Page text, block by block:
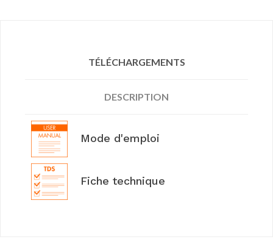
TÉLÉCHARGEMENTS
DESCRIPTION
Mode d'emploi
Fiche technique